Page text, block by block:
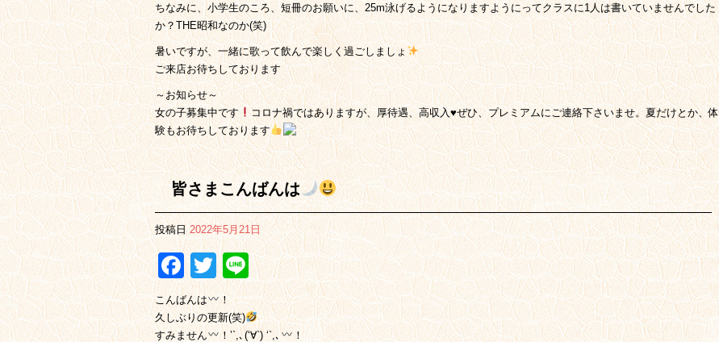
ちなみに、小学生のころ、短冊のお願いに、25m泳げるようになりますようにってクラスに1人は書いていませんでした
か？THE昭和なのか(笑)
暑いですが、一緒に歌って飲んで楽しく過ごしましょ
ご来店お待ちしております
～お知らせ～
女の子募集中です
コロナ禍ではありますが、厚待遇、高収入♥️ぜひ、プレミアムにご連絡下さいませ。夏だけとか、体
験もお待ちしております
皆さまこんばんは
投稿日 2022年5月21日
Facebook
Twitter
Line
こんばんは
！
久しぶりの更新(笑)
すみません
！’`,､(‘∀`) ‘`,､
！